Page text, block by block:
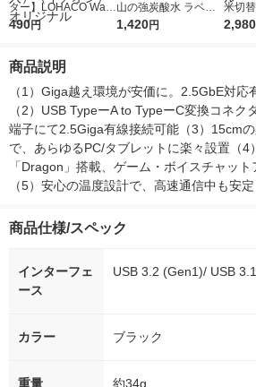
ター】LOHACO Wate
r（ロハコウォータ
シ） オリジナル
490円
山の強炭酸水 ラベル
レス 500ml 1箱（24
1,420円
米切
なな
2,980
商品説明
（1）Giga越え環境が安価に。2.5GbE対応
（2）USB TypeーA to TypeーC変換コネク
端子にて2.5Giga有線接続可能（3）15cm
で、あらゆるPC/タブレットに楽々設置（4
「Dragon」搭載、ゲーム・ボイスチャッ
（5）安心の温度設計で、高速通信中も安
商品仕様/スペック
インターフェ
ース
USB 3.2 (Gen1)/ USB
カラー ブラック
重量 約34g